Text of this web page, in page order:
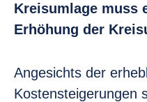
Kreisumlage muss
Erhöhung der
Angesichts der
Kostensteigerungen